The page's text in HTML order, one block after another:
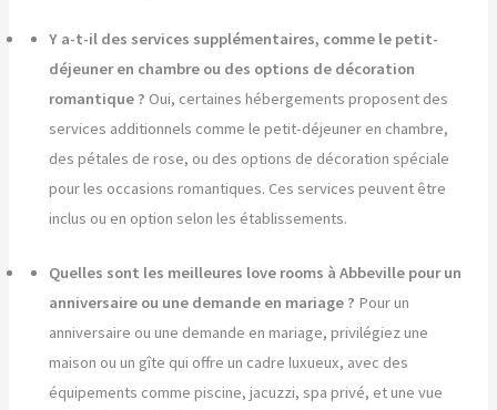
Y a-t-il des services supplémentaires, comme le petit-
déjeuner en chambre ou des options de décoration
romantique ? Oui, certaines hébergements proposent des
services additionnels comme le petit-déjeuner en chambre,
des pétales de rose, ou des options de décoration spéciale
pour les occasions romantiques. Ces services peuvent être
inclus ou en option selon les établissements.
Quelles sont les meilleures love rooms à Abbeville pour un
anniversaire ou une demande en mariage ? Pour un
anniversaire ou une demande en mariage, privilégiez une
maison ou un gîte qui offre un cadre luxueux, avec des
équipements comme piscine, jacuzzi, spa privé, et une vue